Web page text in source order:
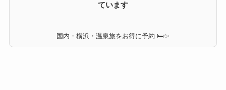
ています